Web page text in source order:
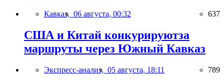
Кавказ, 06 августа, 00:32 637
США и Китай конкурируютза
маршруты через Южный Кавказ
Экспресс-анализ, 05 августа, 18:11 789